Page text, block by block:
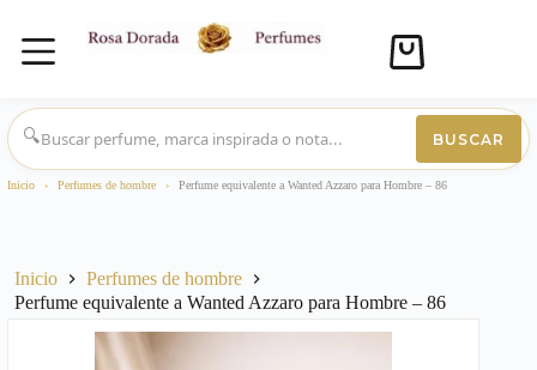
Saltar
al
contenido
Carro
compra
🔍
BUSCAR
Inicio › Perfumes de hombre › Perfume equivalente a Wanted Azzaro para Hombre – 86
Inicio
Perfumes de hombre
Perfume equivalente a Wanted Azzaro para Hombre – 86